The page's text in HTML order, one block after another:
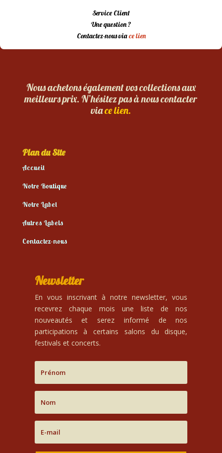
Service Client
Une question ?
Contactez-nous viace lien
Nous achetons également vos collections aux
meilleurs prix. N’hésitez pas à nous contacter
viace lien.
Plan du Site
Accueil
Notre Boutique
Notre Label
Autres Labels
Contactez-nous
Newsletter
En vous inscrivant à notre newsletter, vous
recevrez chaque mois une liste de nos
nouveautés et serez informé de nos
participations à certains salons du disque,
festivals et concerts.